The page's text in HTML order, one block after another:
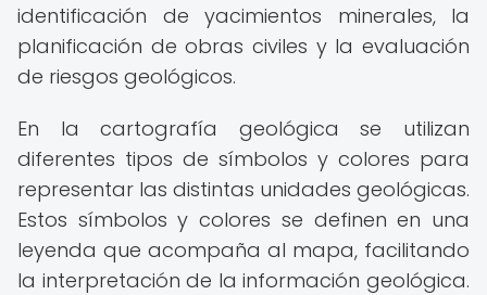
identificación de yacimientos minerales, la
planificación de obras civiles y la evaluación
de riesgos geológicos.
En la cartografía geológica se utilizan
diferentes tipos de símbolos y colores para
representar las distintas unidades geológicas.
Estos símbolos y colores se definen en una
leyenda que acompaña al mapa, facilitando
la interpretación de la información geológica.